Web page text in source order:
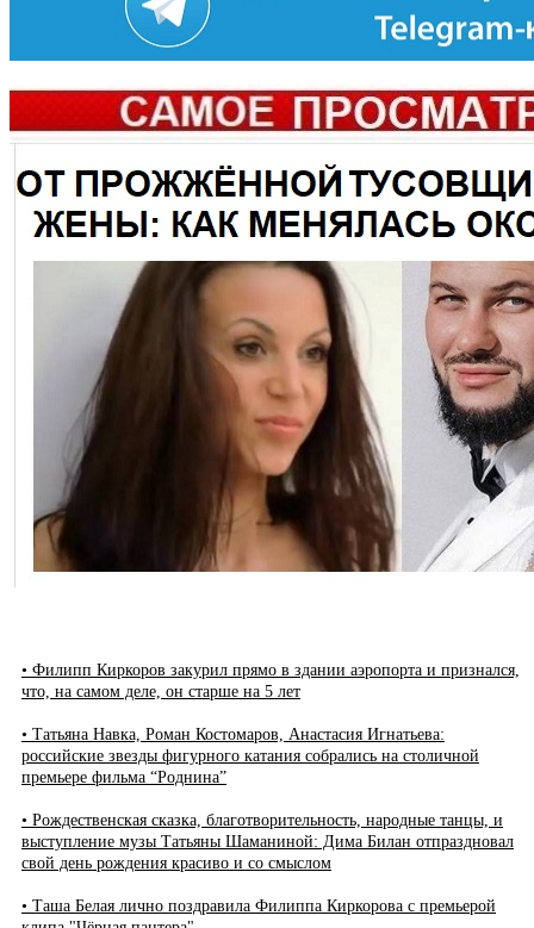
• Филипп Киркоров закурил прямо в здании аэропорта и признался,
что, на самом деле, он старше на 5 лет
• Татьяна Навка, Роман Костомаров, Анастасия Игнатьева:
российские звезды фигурного катания собрались на столичной
премьере фильма “Роднина”
• Рождественская сказка, благотворительность, народные танцы, и
выступление музы Татьяны Шаманиной: Дима Билан отпраздновал
свой день рождения красиво и со смыслом
• Таша Белая лично поздравила Филиппа Киркорова с премьерой